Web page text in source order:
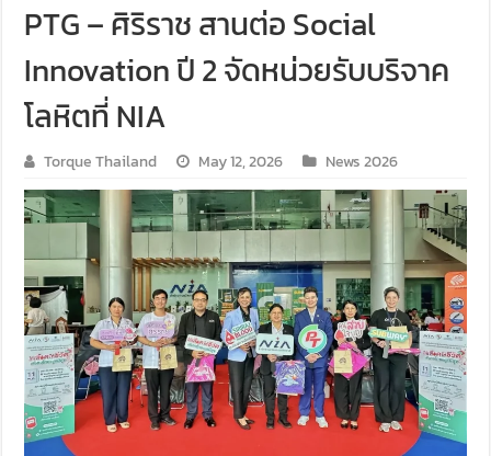
PTG – ศิริราช สานต่อ Social
Innovation ปี 2 จัดหน่วยรับบริจาค
โลหิตที่ NIA
Torque Thailand May 12, 2026 News 2026